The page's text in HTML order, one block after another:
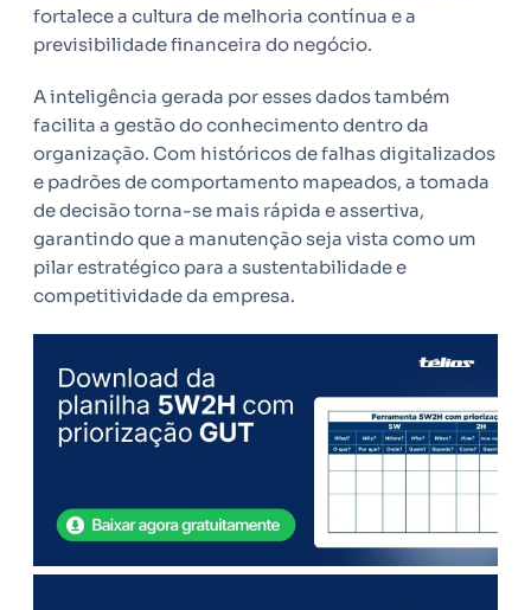
fortalece a cultura de melhoria contínua e a
previsibilidade financeira do negócio.
A inteligência gerada por esses dados também
facilita a gestão do conhecimento dentro da
organização. Com históricos de falhas digitalizados
e padrões de comportamento mapeados, a tomada
de decisão torna-se mais rápida e assertiva,
garantindo que a manutenção seja vista como um
pilar estratégico para a sustentabilidade e
competitividade da empresa.